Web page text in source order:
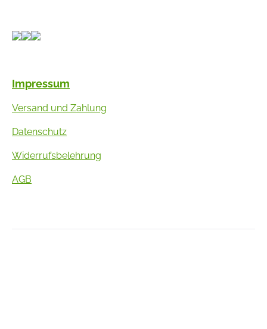
Impressum
Versand und Zahlung
Datenschutz
Widerrufsbelehrung
AGB